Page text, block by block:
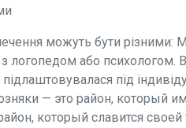
можуть бути різними:
логопедом або
під
— это район, который
который славится